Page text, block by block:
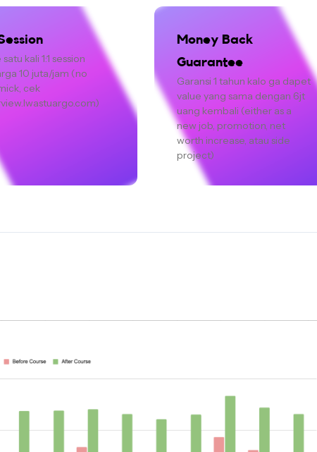
kali 1:1 session
10 juta/jam (no
cek
Money Back
Guarantee
Garansi 1 tahun kalo ga dapet
value yang sama dengan 6jt
uang kembali (either as a
new job, promotion, net
worth increase, atau side
project)